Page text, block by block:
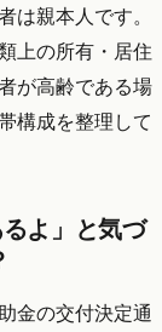
は親本人です。
上の所有・居住
が高齢である場
構成を整理して
よ」と気づ
金の交付決定通